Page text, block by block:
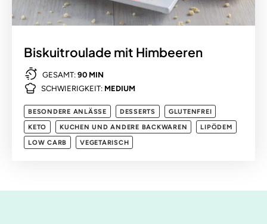
Biskuitroulade mit Himbeeren
GESAMT: 90 MIN
SCHWIERIGKEIT: MEDIUM
BESONDERE ANLÄSSE DESSERTS
GLUTENFREI
KETO
KUCHEN UND ANDERE BACKWAREN
LIPÖDEM
LOW CARB
VEGETARISCH